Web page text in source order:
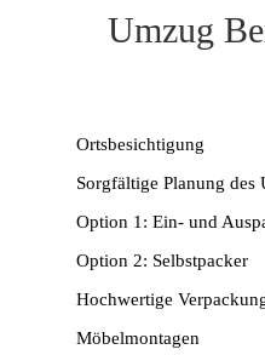
Umzug
Ortsbesichtigung
Sorgfältige Planung des
Option 1: Ein- und
Option 2: Selbstpacker
Hochwertige
Möbelmontagen